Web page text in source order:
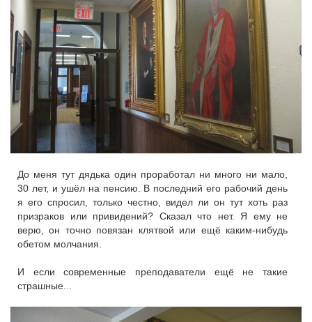
До меня тут дядька один проработал ни много ни мало,
30 лет, и ушёл на пенсию. В последний его рабочий день
я его спросил, только честно, видел ли он тут хоть раз
призраков или привидений? Сказал что нет. Я ему не
верю, он точно повязан клятвой или ещё каким-нибудь
обетом молчания.
И если современные преподаватели ещё не такие
страшные...